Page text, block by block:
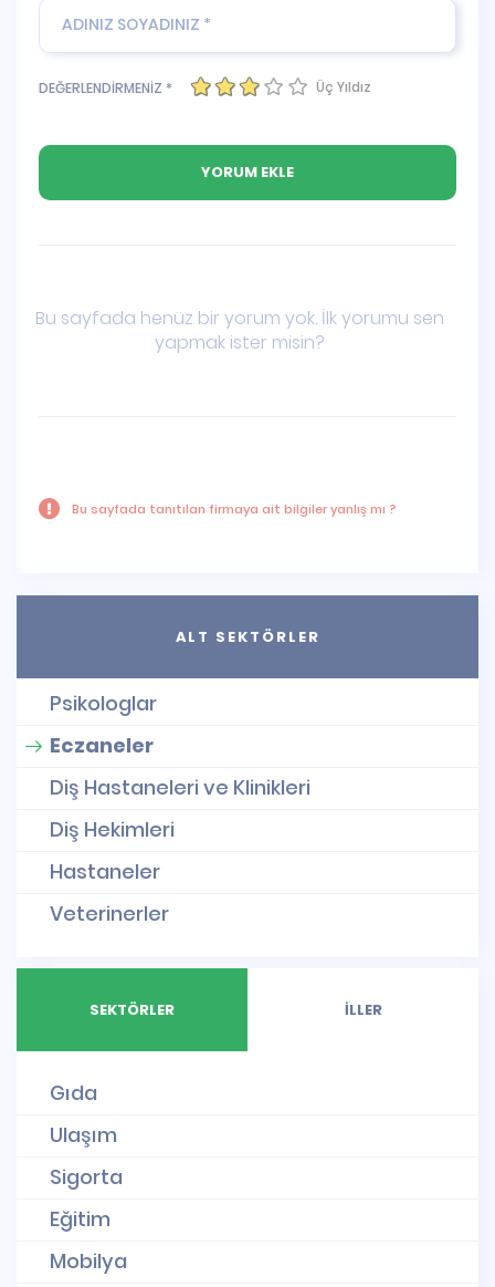
DEĞERLENDİRMENİZ * Üç Yıldız
Bu sayfada henüz bir yorum yok. İlk yorumu sen
yapmak ister misin?
Bu sayfada tanıtılan firmaya ait bilgiler yanlış mı ?
ALT SEKTÖRLER
Psikologlar
Eczaneler
Diş Hastaneleri ve Klinikleri
Diş Hekimleri
Hastaneler
Veterinerler
SEKTÖRLER İLLER
Gıda
Ulaşım
Sigorta
Eğitim
Mobilya